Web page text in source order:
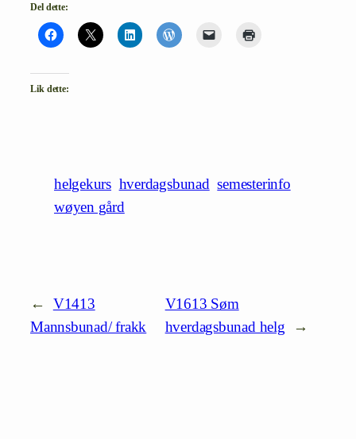
Del dette:
Lik dette:
helgekurs hverdagsbunad semesterinfo
wøyen gård
←
V1413
Mannsbunad/ frakk
V1613 Søm
hverdagsbunad helg
→